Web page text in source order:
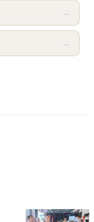
→
→